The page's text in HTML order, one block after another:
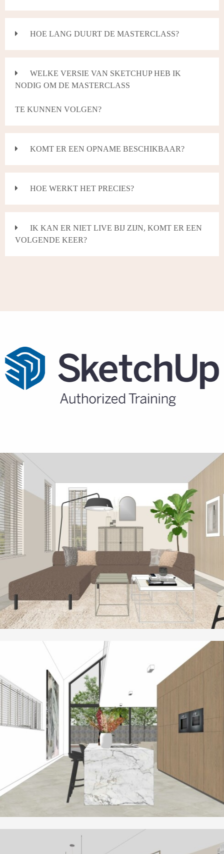
HOE LANG DUURT DE MASTERCLASS?
WELKE VERSIE VAN SKETCHUP HEB IK
NODIG OM DE MASTERCLASS
TE KUNNEN VOLGEN?
KOMT ER EEN OPNAME BESCHIKBAAR?
HOE WERKT HET PRECIES?
IK KAN ER NIET LIVE BIJ ZIJN, KOMT ER EEN
VOLGENDE KEER?